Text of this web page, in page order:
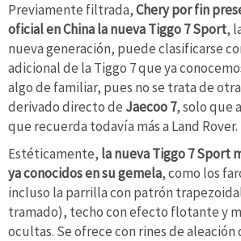
Previamente filtrada,Chery por fin
oficial en China la nueva Tiggo 7 Sport,
nueva generación, puede clasificarse
adicional de la Tiggo 7 que ya
algo de familiar, pues no se trata de
derivado directo de Jaecoo 7, solo que
que recuerda todavía más a Land Rover.
Estéticamente, la nueva Tiggo 7 Sport
ya conocidos en su gemela, como los
incluso la parrilla con patrón
tramado), techo con efecto flotante y
ocultas. Se ofrece con rines de aleación